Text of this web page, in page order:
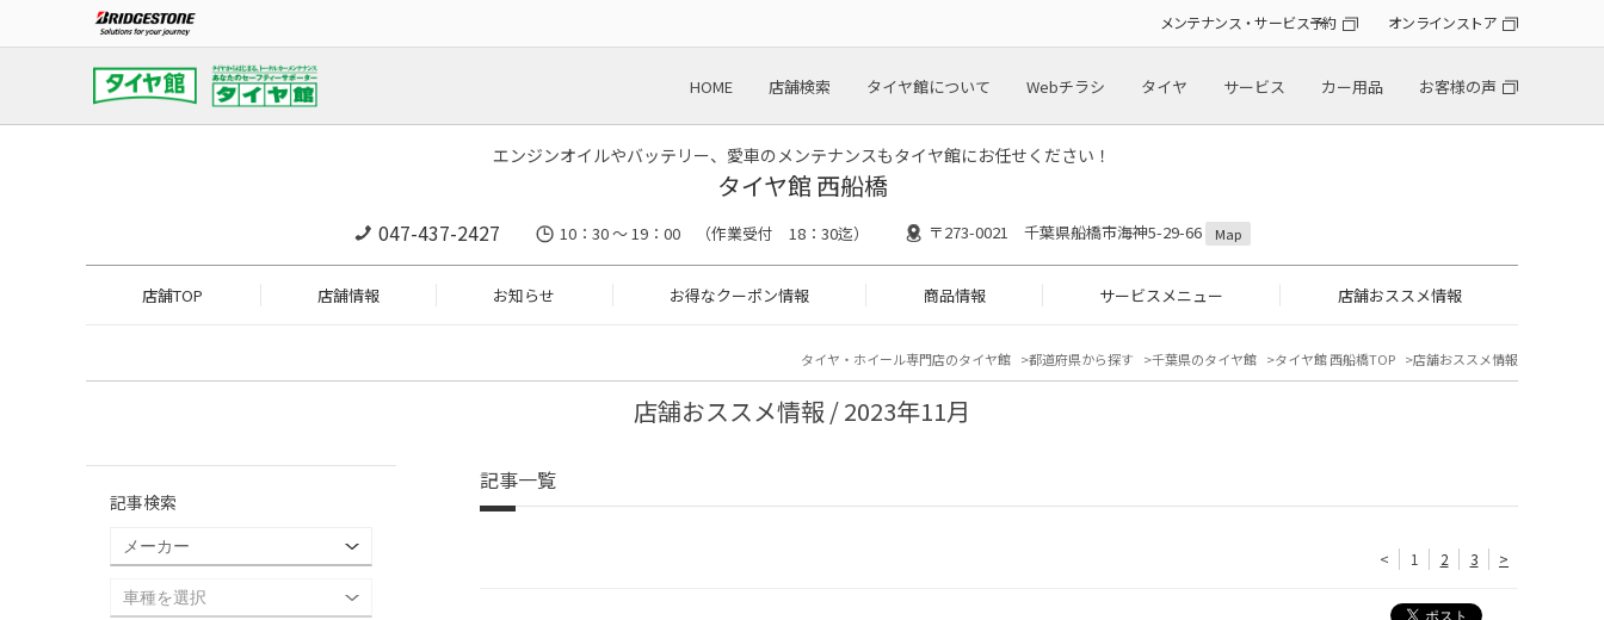
メンテナンス・サービス予約 オンラインストア
HOME 店舗検索 タイヤ館について Webチラシ タイヤ サービス カー用品 お客様の声
エンジンオイルやバッテリー、愛車のメンテナンスもタイヤ館にお任せください！
タイヤ館 西船橋
047-437-2427 10：30 ～ 19：00 （作業受付 18：30迄） 〒273-0021 千葉県船橋市海神5-29-66 Map
店舗TOP 店舗情報 お知らせ お得なクーポン情報 商品情報 サービスメニュー 店舗おススメ情報
タイヤ・ホイール専門店のタイヤ館 都道府県から探す 千葉県のタイヤ館 タイヤ館 西船橋TOP 店舗おススメ情報
店舗おススメ情報 / 2023年11月
記事一覧
< 1 2 3 >
記事検索